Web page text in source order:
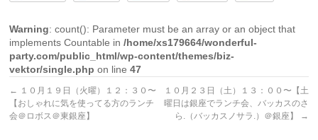
Warning: count(): Parameter must be an array or an object that
implements Countable in/home/xs179664/wonderful-
party.com/public_html/wp-content/themes/biz-
vektor/single.php on line47
← １０月１９日（火曜）１２：３０〜
【おしゃれに気を使ってる方のランチ
会＠ロボス＠東銀座】
１０月２３日（土）１３：００〜【土
曜日は銀座でランチ会、バッカスのさ
ら.（バッカスノサラ.）＠銀座】
→